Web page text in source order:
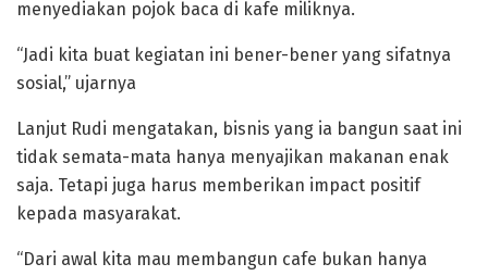
menyediakan pojok baca di kafe miliknya.
“Jadi kita buat kegiatan ini bener-bener yang sifatnya
sosial,” ujarnya
Lanjut Rudi mengatakan, bisnis yang ia bangun saat ini
tidak semata-mata hanya menyajikan makanan enak
saja. Tetapi juga harus memberikan impact positif
kepada masyarakat.
“Dari awal kita mau membangun cafe bukan hanya